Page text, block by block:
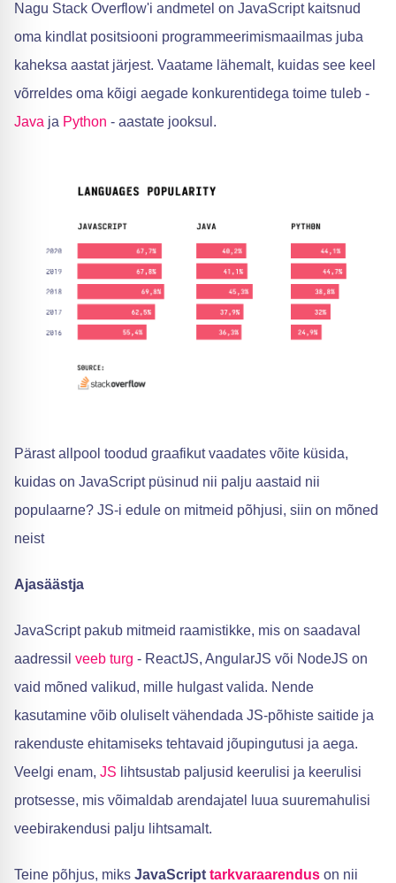
Nagu Stack Overflow'i andmetel on JavaScript kaitsnud
oma kindlat positsiooni programmeerimismaailmas juba
kaheksa aastat järjest. Vaatame lähemalt, kuidas see keel
võrreldes oma kõigi aegade konkurentidega toime tuleb -
Java ja Python - aastate jooksul.
Pärast allpool toodud graafikut vaadates võite küsida,
kuidas on JavaScript püsinud nii palju aastaid nii
populaarne? JS-i edule on mitmeid põhjusi, siin on mõned
neist
Ajasäästja
JavaScript pakub mitmeid raamistikke, mis on saadaval
aadressil veeb turg - ReactJS, AngularJS või NodeJS on
vaid mõned valikud, mille hulgast valida. Nende
kasutamine võib oluliselt vähendada JS-põhiste saitide ja
rakenduste ehitamiseks tehtavaid jõupingutusi ja aega.
Veelgi enam, JS lihtsustab paljusid keerulisi ja keerulisi
protsesse, mis võimaldab arendajatel luua suuremahulisi
veebirakendusi palju lihtsamalt.
Teine põhjus, miks JavaScript tarkvaraarendus on nii